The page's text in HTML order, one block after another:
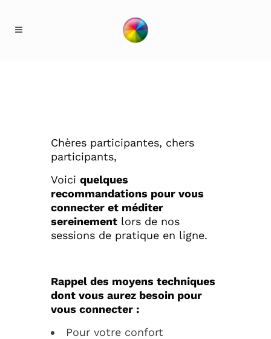
Chères participantes, chers
participants,
Voici quelques
recommandations pour vous
connecter et méditer
sereinement lors de nos
sessions de pratique en ligne.
Rappel des moyens techniques
dont vous aurez besoin pour
vous connecter :
Pour votre confort